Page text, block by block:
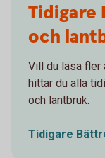
Tidigare
och
Vill du läsa fler
hittar du alla
och lantbruk.
Tidigare